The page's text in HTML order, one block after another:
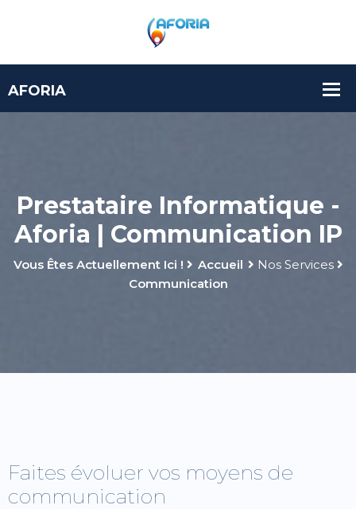
Prestataire Informatique -
Aforia | Communication IP
Vous Êtes Actuellement Ici ! Accueil
Nos Services
Communication
Faites évoluer vos moyens de
communication